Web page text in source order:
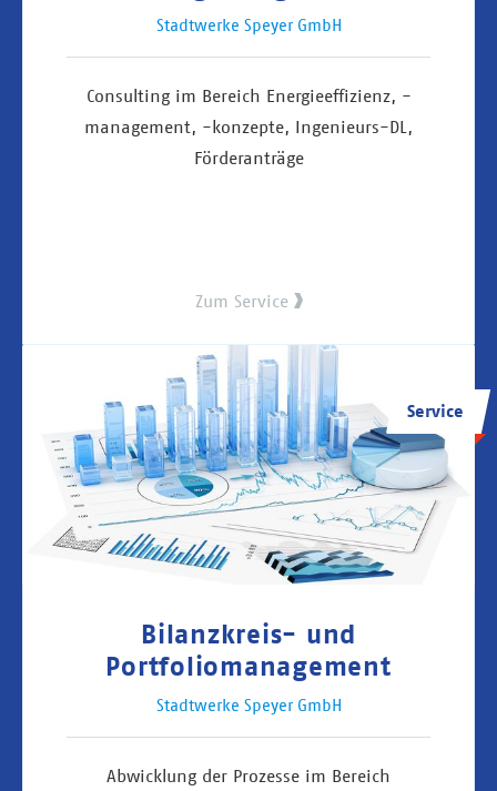
Stadtwerke Speyer GmbH
Consulting im Bereich Energieeffizienz, -
management, -konzepte, Ingenieurs-DL,
Förderanträge
Zum Service
Service
Bilanzkreis- und
Portfoliomanagement
Stadtwerke Speyer GmbH
Abwicklung der Prozesse im Bereich